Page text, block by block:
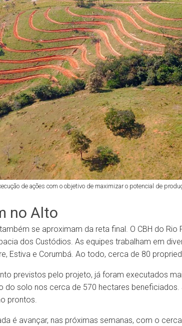
de ações com o objetivo de maximizar o potencial de
no Alto
se aproximam da reta final. O CBH do
dos Custódios. As equipes trabalham em
Estiva e Corumbá. Ao todo, cerca de 80
previstos pelo projeto, já foram executados
solo nos cerca de 570 hectares
prontos.
é avançar, nas próximas semanas, com o